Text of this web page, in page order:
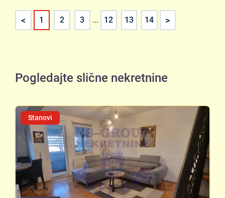
< 1 2 3 ... 12 13 14 >
Pogledajte slične nekretnine
Stanovi